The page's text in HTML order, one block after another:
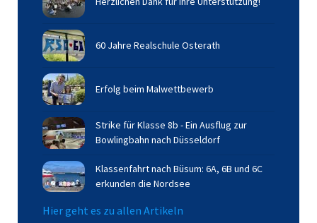
60 Jahre Realschule Osterath
Erfolg beim Malwettbewerb
Strike für Klasse 8b - Ein Ausflug zur
Bowlingbahn nach Düsseldorf
Klassenfahrt nach Büsum: 6A, 6B und 6C
erkunden die Nordsee
Hier geht es zu allen Artikeln